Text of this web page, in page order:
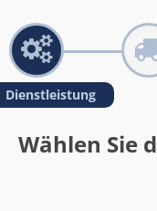
Dienstleistung
Wählen Sie